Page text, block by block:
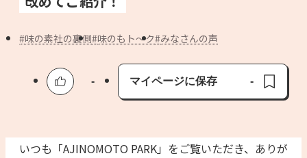
AJINOMOTO PARK とは
味の素社の裏側 味のもト～ク みなさんの声
-
マイページに保存
保存済み
-
いつも「AJINOMOTO PARK」をご覧いただき、ありが